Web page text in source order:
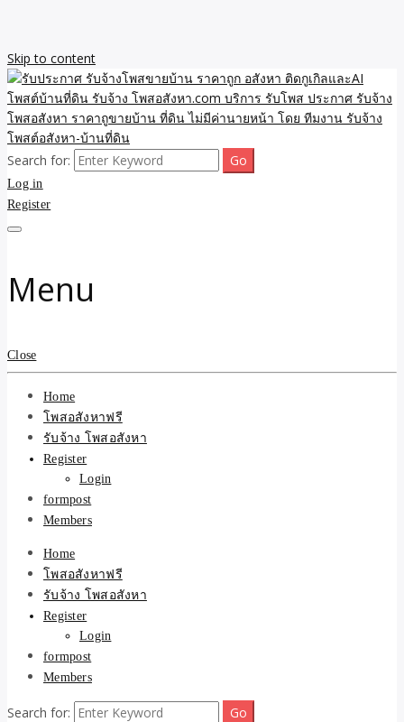
Skip to content
รับประกาศ รับจ้างโพสขาย
บ้าน ราคาถูก อสังหา ติดกู
รับจ้าง โพสอสังหา.com
บริการ รับโพส ประกาศ
รับจ้างโพสอสังหา ราคาถู
ขายบ้าน ที่ดิน ไม่มีค่านาย
หน้า โดย ทีมงาน รับจ้าง
โพสต์อสังหา-บ้านที่ดิน
รับจ้างโพสขายบ้าน ราคาถูก ประกาศ ขายอสังหา โฆษณา ไม่มีค่านาย
หน้า โพสอสังหา รับจ้างโพสขายบ้านบริการ รับจ้างโพสอสังหา ราคาถูก
ขายบ้าน ขายที่ดิน เว็บประกาศ โพส โฆษณา ลงประกาศฟรี
Search for:
Log in
Register
Menu
Close
Home
โพสอสังหาฟรี
รับจ้าง โพสอสังหา
Register
Login
formpost
Members
Home
โพสอสังหาฟรี
รับจ้าง โพสอสังหา
Register
Login
formpost
Members
Search for: